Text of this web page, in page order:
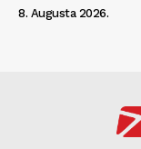
8. Augusta 2026.